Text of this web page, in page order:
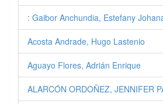
: Gaibor Anchundia, Estefany
Acosta Andrade, Hugo Lastenio
Aguayo Flores, Adrián Enrique
ALARCÓN ORDOÑEZ, JENNIFER